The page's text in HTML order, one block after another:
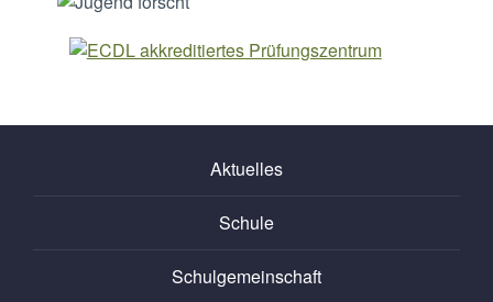
Aktuelles
Schule
Schulgemeinschaft